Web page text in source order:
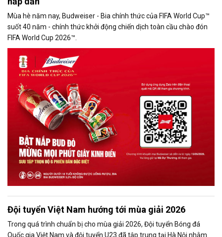
Mùa hè năm nay, Budweiser - Bia chính thức của FIFA World Cup™
suốt 40 năm - chính thức khởi động chiến dịch toàn cầu chào đón
FIFA World Cup 2026™.
Đội tuyển Việt Nam hướng tới mùa giải 2026
Trong quá trình chuẩn bị cho mùa giải 2026, Đội tuyển Bóng đá
Quốc gia Việt Nam và đội tuyển U23 đã tập trung tại Hà Nội nhằm